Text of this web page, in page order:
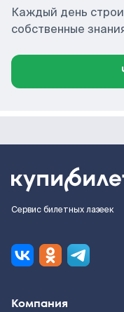
Каждый день
собственные
Сервис билетных лазеек
Компания